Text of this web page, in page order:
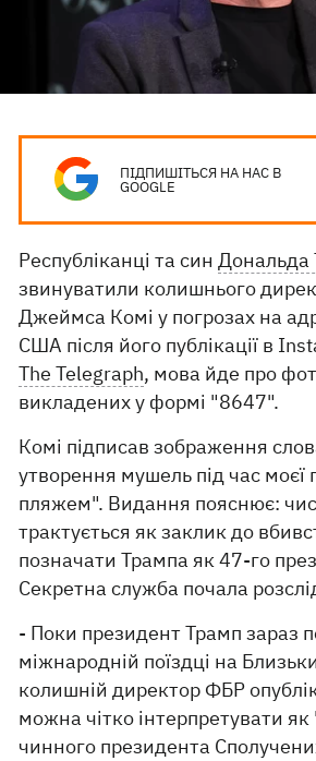
ПІДПИШІТЬСЯ НА НАС В
GOOGLE
Республіканці та синДональда
звинуватили колишнього
Джеймса Комі у погрозах на
США після його публікації в
The Telegraph, мова йде про
викладених у формі "8647".
Комі підписав зображення
утворення мушель під час моєї
пляжем". Видання пояснює:
трактується як заклик до
позначати Трампа як 47-го
Секретна служба почала
- Поки президент Трамп зараз
міжнародній поїздці на
колишній директор ФБР
можна чітко інтерпретувати
чинного президента